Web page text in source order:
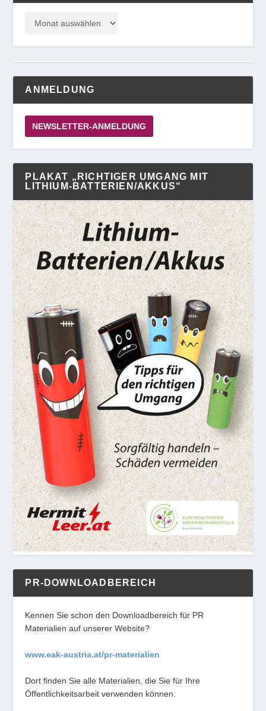
ANMELDUNG
NEWSLETTER-ANMELDUNG
PLAKAT „RICHTIGER UMGANG MIT
LITHIUM-BATTERIEN/AKKUS“
PR-DOWNLOADBEREICH
Kennen Sie schon den Downloadbereich für PR
Materialien auf unserer Website?
www.eak-austria.at/pr-materialien
Dort finden Sie alle Materialien, die Sie für Ihre
Öffentlichkeitsarbeit verwenden können.